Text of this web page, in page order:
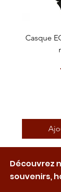
Casque
Découvrez
souvenirs,